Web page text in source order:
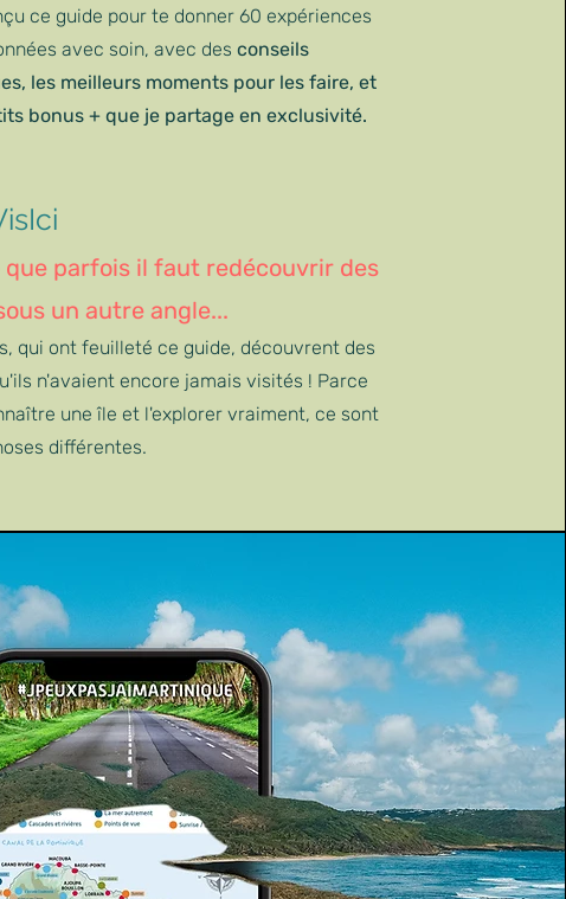
ce guide pour te donner 60 expériences
avec soin, avec des conseils
les meilleurs moments pour les faire, et
bonus + que je partage en exclusivité.
que parfois il faut redécouvrir des
un autre angle...
qui ont feuilleté ce guide, découvrent des
n'avaient encore jamais visités ! Parce
une île et l'explorer vraiment, ce sont
différentes.